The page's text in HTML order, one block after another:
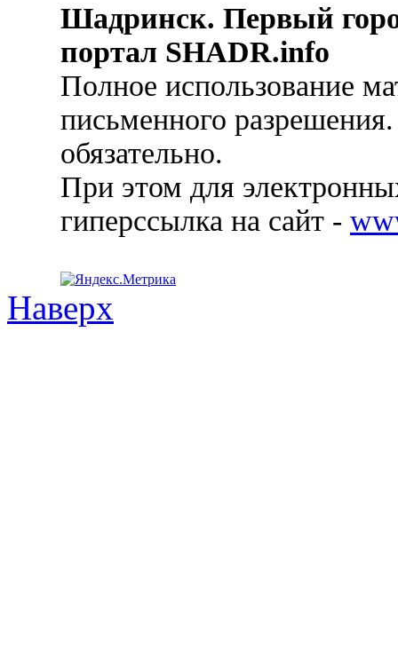
Шадринск. Первый
портал SHADR.info
Полное использование
письменного
обязательно.
При этом для
гиперссылка на сайт -
Наверх